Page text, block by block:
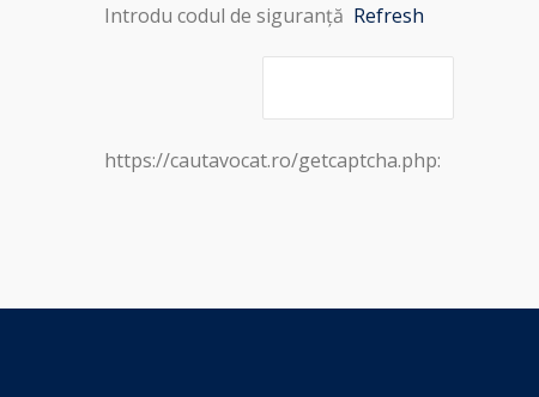
Introdu codul de siguranță Refresh
https://cautavocat.ro/getcaptcha.php: